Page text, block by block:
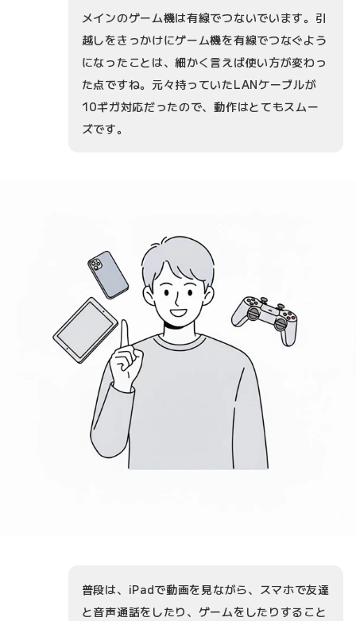
メインのゲーム機は有線でつないでいます。引
越しをきっかけにゲーム機を有線でつなぐよう
になったことは、細かく言えば使い方が変わっ
た点ですね。元々持っていたLANケーブルが
10ギガ対応だったので、動作はとてもスムー
ズです。
普段は、iPadで動画を見ながら、スマホで友達
と音声通話をしたり、ゲームをしたりすること